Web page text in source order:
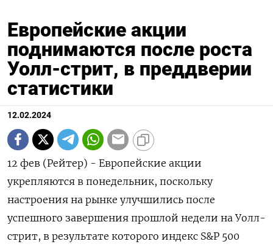
Европейские акции
поднимаются после роста
Уолл-стрит, в преддверии
статистики
12.02.2024
12 фев (Рейтер) - Европейские акции
укрепляются в понедельник, поскольку
настроения на рынке улучшились поcле
успешного завершения прошлой недели на Уолл-
стрит, в результате которого индекс S&P 500